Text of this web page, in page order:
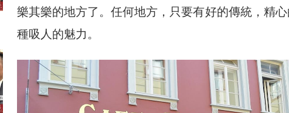
樂其樂的地方了。任何地方，只要有好的傳統，精
種吸人的魅力。